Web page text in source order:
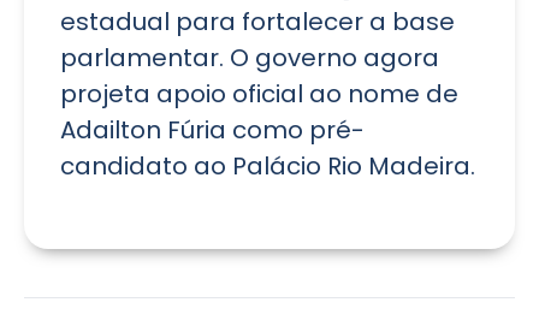
estadual para fortalecer a base
parlamentar. O governo agora
projeta apoio oficial ao nome de
Adailton Fúria como pré-
candidato ao Palácio Rio Madeira.